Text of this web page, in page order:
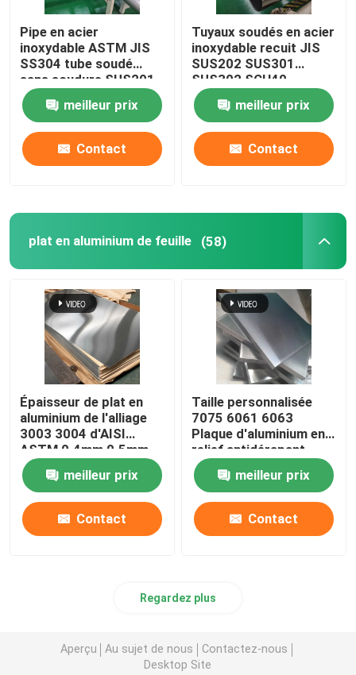
Pipe en acier
inoxydable ASTM JIS
SS304 tube soudé
sans soudure SUS201
SUS304L TP316
meilleur prix
Contact
Tuyaux soudés en acier
inoxydable recuit JIS
SUS202 SUS301
SUS302 SCH40
meilleur prix
Contact
plat en aluminium de feuille (58)
Épaisseur de plat en
aluminium de l'alliage
3003 3004 d'AISI
ASTM 0.4mm 0.5mm
0.6mm
meilleur prix
Contact
Taille personnalisée
7075 6061 6063
Plaque d'aluminium en
relief antidérapant
Plaque d'alliage
métalliquemeilleur prix
Contact
Regardez plus
Aperçu Au sujet de nous
Contactez-nous
Desktop Site